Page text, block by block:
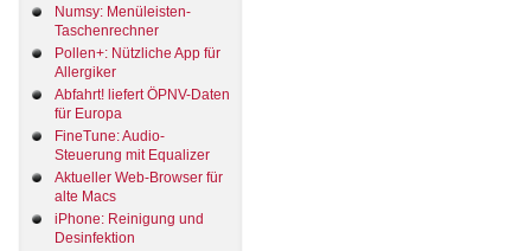
Numsy: Menüleisten-
Taschenrechner
Pollen+: Nützliche App für
Allergiker
Abfahrt! liefert ÖPNV-Daten
für Europa
FineTune: Audio-
Steuerung mit Equalizer
Aktueller Web-Browser für
alte Macs
iPhone: Reinigung und
Desinfektion